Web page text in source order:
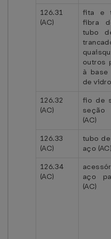
126.31
(AC)
fita e
fibra
tubo
outros
à
de
126.32
(AC)
fio de
seção
(AC)
126.33
(AC)
tubo
aço (AC)
126.34
(AC)
aço
(AC)